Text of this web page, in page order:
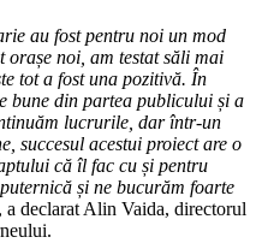
au fost pentru noi un mod
orașe noi, am testat săli mai
tot a fost una pozitivă. În
bune din partea publicului și a
lucrurile, dar într-un
succesul acestui proiect are o
că îl fac cu și pentru
și ne bucurăm foarte
a declarat Alin Vaida, directorul